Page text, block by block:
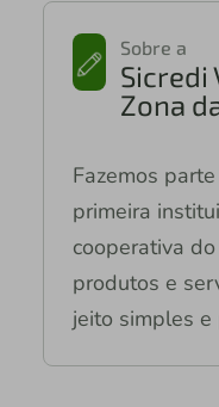
Sobre a
Sicredi
Zona
Fazemos
primeira
cooperativa
produtos e
jeito simples e